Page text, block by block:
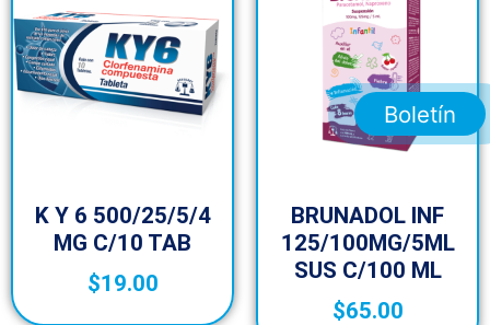
K Y 6 500/25/5/4
MG C/10 TAB
$19.00
BRUNADOL INF
125/100MG/5ML
SUS C/100 ML
$65.00
Boletín